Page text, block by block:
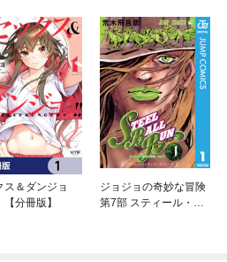
ス＆ダンジョ
【分冊版】
ジョジョの奇妙な冒険
第7部 スティール・ボ